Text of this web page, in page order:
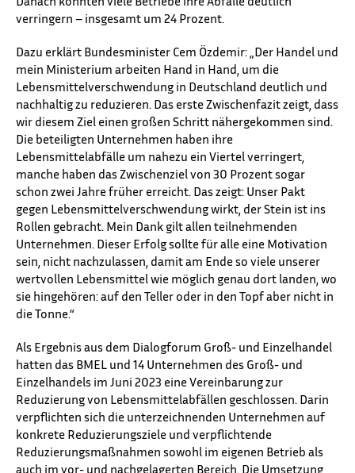
verringern – insgesamt um 24 Prozent.
Dazu erklärt Bundesminister Cem Özdemir: „Der Handel und
mein Ministerium arbeiten Hand in Hand, um die
Lebensmittelverschwendung in Deutschland deutlich und
nachhaltig zu reduzieren. Das erste Zwischenfazit zeigt, dass
wir diesem Ziel einen großen Schritt nähergekommen sind.
Die beteiligten Unternehmen haben ihre
Lebensmittelabfälle um nahezu ein Viertel verringert,
manche haben das Zwischenziel von 30 Prozent sogar
schon zwei Jahre früher erreicht. Das zeigt: Unser Pakt
gegen Lebensmittelverschwendung wirkt, der Stein ist ins
Rollen gebracht. Mein Dank gilt allen teilnehmenden
Unternehmen. Dieser Erfolg sollte für alle eine Motivation
sein, nicht nachzulassen, damit am Ende so viele unserer
wertvollen Lebensmittel wie möglich genau dort landen, wo
sie hingehören: auf den Teller oder in den Topf aber nicht in
die Tonne.“
Als Ergebnis aus dem Dialogforum Groß- und Einzelhandel
hatten das BMEL und 14 Unternehmen des Groß- und
Einzelhandels im Juni 2023 eine Vereinbarung zur
Reduzierung von Lebensmittelabfällen geschlossen. Darin
verpflichten sich die unterzeichnenden Unternehmen auf
konkrete Reduzierungsziele und verpflichtende
Reduzierungsmaßnahmen sowohl im eigenen Betrieb als
auch im vor- und nachgelagerten Bereich. Die Umsetzung